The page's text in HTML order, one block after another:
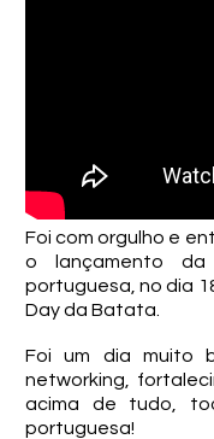
Foi com orgulho e
o lançamento
portuguesa, no dia
Day da Batata.
Foi um dia muito
networking,
acima de tudo,
portuguesa!